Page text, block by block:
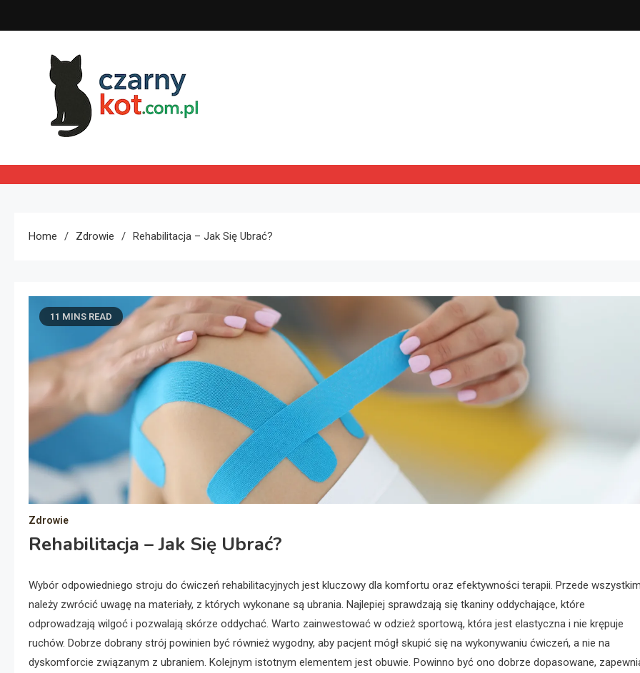
to
Czarny kot
Home Zdrowie Rehabilitacja – Jak Się Ubrać?
11 MINS READ
Zdrowie
Rehabilitacja – Jak Się Ubrać?
Wybór odpowiedniego stroju do ćwiczeń rehabilitacyjnych jest kluczowy dla komfortu oraz efektywności terapii. Przede
należy zwrócić uwagę na materiały, z których wykonane są ubrania. Najlepiej sprawdzają się tkaniny oddychające, które
odprowadzają wilgoć i pozwalają skórze oddychać. Warto zainwestować w odzież sportową, która jest elastyczna i nie krępuje
ruchów. Dobrze dobrany strój powinien być również wygodny, aby pacjent mógł skupić się na wykonywaniu ćwiczeń, a nie na
dyskomforcie związanym z ubraniem. Kolejnym istotnym elementem jest obuwie. Powinno być ono dobrze dopasowane,